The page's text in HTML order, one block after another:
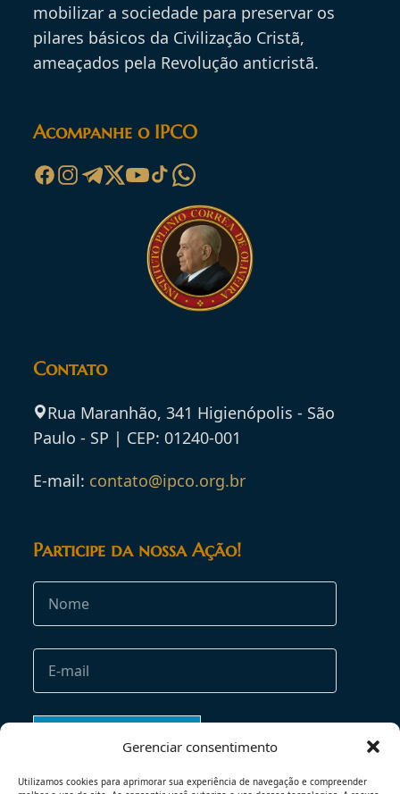
Gerenciar consentimento
Utilizamos cookies para aprimorar sua experiência de navegação e compreender
mobilizar a sociedade para preservar os
pilares básicos da Civilização Cristã,
ameaçados pela Revolução anticristã.
Acompanhe o IPCO
Contato
Rua Maranhão, 341 Higienópolis - São
Paulo - SP | CEP: 01240-001
E-mail: contato@ipco.org.br
Participe da nossa Ação!